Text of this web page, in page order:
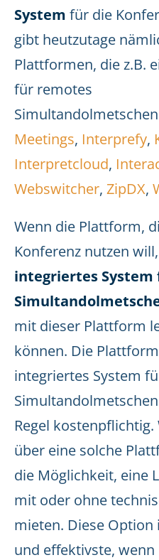
System für die
gibt heutzutage
Plattformen, die z.B.
für remotes
Meetings, Interprefy,
Interpretcloud,
Webswitcher, ZipDX,
Wenn die Plattform,
Konferenz nutzen
integriertes
mit dieser Plattform
können. Die
integriertes System
Regel
über eine solche
die Möglichkeit, eine
mit oder ohne
mieten. Diese
und effektivste,